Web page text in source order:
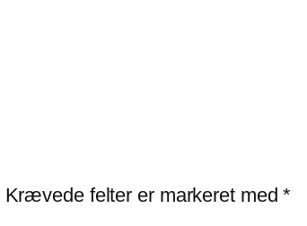
Krævede felter er markeret med*